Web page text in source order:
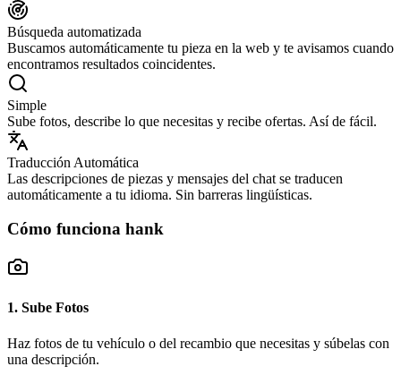
Búsqueda automatizada
Buscamos automáticamente tu pieza en la web y te avisamos cuando
encontramos resultados coincidentes.
Simple
Sube fotos, describe lo que necesitas y recibe ofertas. Así de fácil.
Traducción Automática
Las descripciones de piezas y mensajes del chat se traducen
automáticamente a tu idioma. Sin barreras lingüísticas.
Cómo funciona hank
1. Sube Fotos
Haz fotos de tu vehículo o del recambio que necesitas y súbelas con
una descripción.